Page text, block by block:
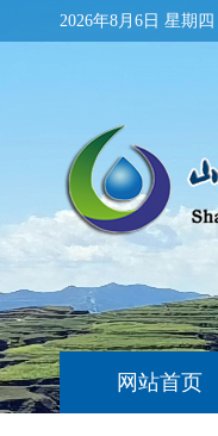
2026年8月6日 星期四
网站首页